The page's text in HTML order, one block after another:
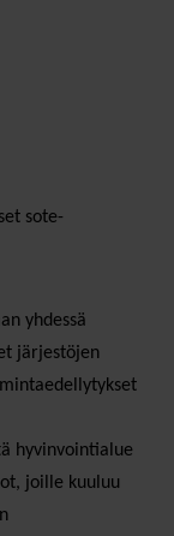
sote-
yhdessä
järjestöjen
hyvinvointialue
joille kuuluu